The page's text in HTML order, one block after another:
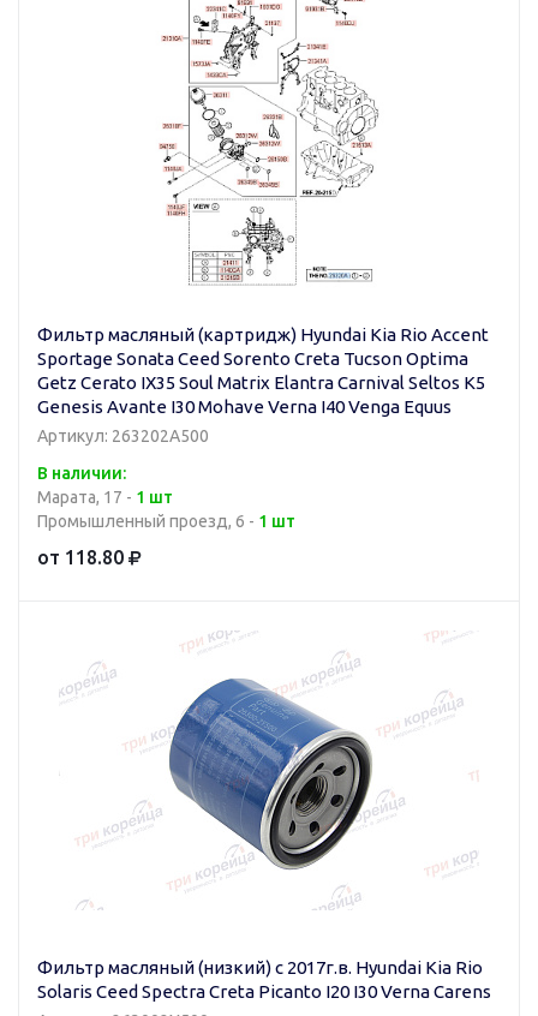
Фильтр масляный (картридж) Hyundai Kia Rio Accent
Sportage Sonata Ceed Sorento Creta Tucson Optima
Getz Cerato IX35 Soul Matrix Elantra Carnival Seltos K5
Genesis Avante I30 Mohave Verna I40 Venga Equus
Артикул: 263202A500
В наличии:
Марата, 17 - 1 шт
Промышленный проезд, 6 - 1 шт
от 118.80
Фильтр масляный (низкий) с 2017г.в. Hyundai Kia Rio
Solaris Ceed Spectra Creta Picanto I20 I30 Verna Carens